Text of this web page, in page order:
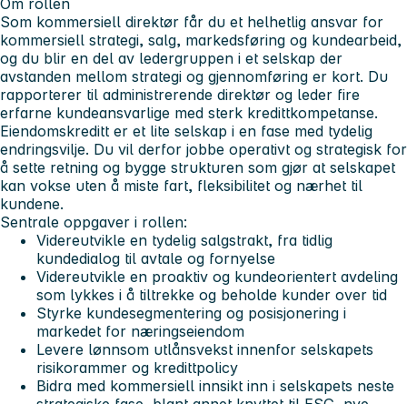
Som kommersiell direktør får du et helhetlig ansvar for
kommersiell strategi, salg, markedsføring og kundearbeid,
og du blir en del av ledergruppen i et selskap der
avstanden mellom strategi og gjennomføring er kort. Du
rapporterer til administrerende direktør og leder fire
erfarne kundeansvarlige med sterk kredittkompetanse.
Eiendomskreditt er et lite selskap i en fase med tydelig
endringsvilje. Du vil derfor jobbe operativt og strategisk for
å sette retning og bygge strukturen som gjør at selskapet
kan vokse uten å miste fart, fleksibilitet og nærhet til
kundene.
Sentrale oppgaver i rollen:
Videreutvikle en tydelig salgstrakt, fra tidlig
kundedialog til avtale og fornyelse
Videreutvikle en proaktiv og kundeorientert avdeling
som lykkes i å tiltrekke og beholde kunder over tid
Styrke kundesegmentering og posisjonering i
markedet for næringseiendom
Levere lønnsom utlånsvekst innenfor selskapets
risikorammer og kredittpolicy
Bidra med kommersiell innsikt inn i selskapets neste